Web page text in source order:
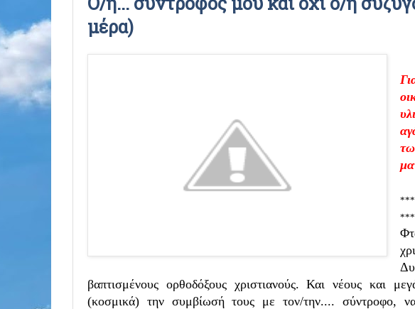
ΠΕΡΙΟΔΟΣ 2017 - 2018
ΠΕΡΙΟΔΟΣ 2016 - 2017
μέρα)
***
βαπτισμένους ορθοδόξους χριστιανούς. Και νέους και
(κοσμικά) την συμβίωσή τους με τον/την.... σύντροφο,